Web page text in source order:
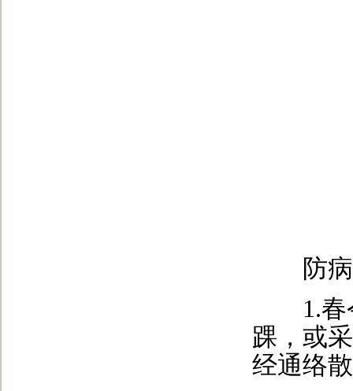
防病
1.春令
踝，或
经通络